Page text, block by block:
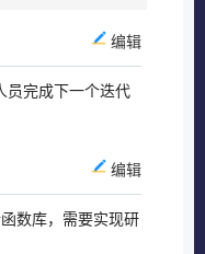
编辑
员完成下一个迭代
编辑
数库，需要实现研